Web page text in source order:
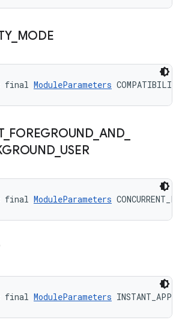
_ MODE
final ModuleParameters
_ FOREGROUND_ AND_
_ USER
final ModuleParameters
final ModuleParameters INSTANT_APP